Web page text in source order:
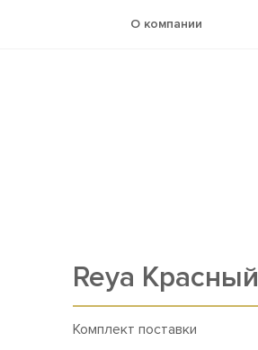
О компании
Reya Красный
Комплект поставки